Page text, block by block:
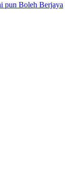
pun Boleh Berjaya